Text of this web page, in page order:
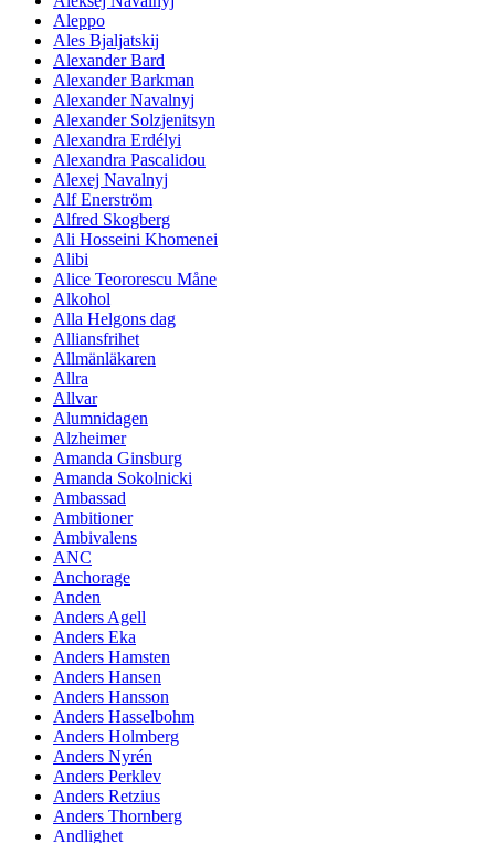
Aleppo
Ales Bjaljatskij
Alexander Bard
Alexander Barkman
Alexander Navalnyj
Alexander Solzjenitsyn
Alexandra Erdélyi
Alexandra Pascalidou
Alexej Navalnyj
Alf Enerström
Alfred Skogberg
Ali Hosseini Khomenei
Alibi
Alice Teororescu Måne
Alkohol
Alla Helgons dag
Alliansfrihet
Allmänläkaren
Allra
Allvar
Alumnidagen
Alzheimer
Amanda Ginsburg
Amanda Sokolnicki
Ambassad
Ambitioner
Ambivalens
ANC
Anchorage
Anden
Anders Agell
Anders Eka
Anders Hamsten
Anders Hansen
Anders Hansson
Anders Hasselbohm
Anders Holmberg
Anders Nyrén
Anders Perklev
Anders Retzius
Anders Thornberg
Andlighet